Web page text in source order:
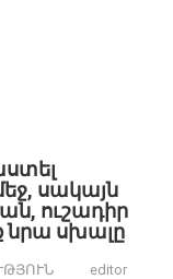
սակայն
ուշադիր
նրա սխալը
editor